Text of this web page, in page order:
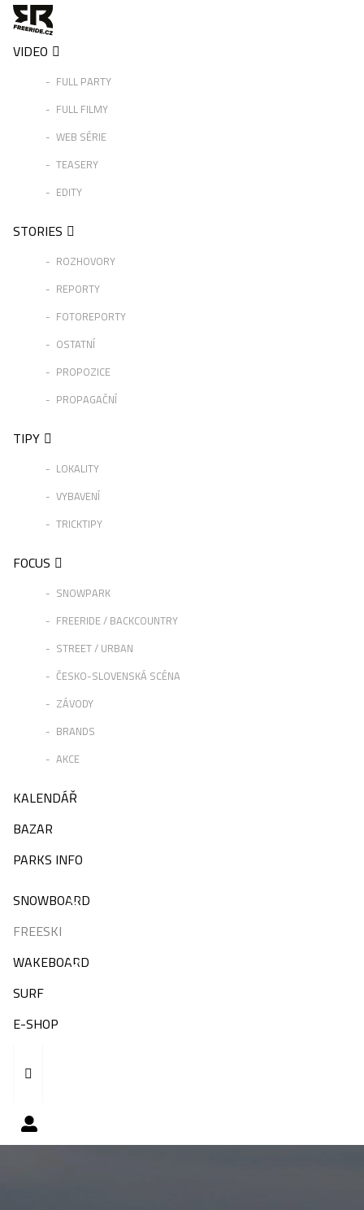
VIDEO
FULL PARTY
FULL FILMY
WEB SÉRIE
TEASERY
EDITY
STORIES
ROZHOVORY
REPORTY
FOTOREPORTY
OSTATNÍ
PROPOZICE
PROPAGAČNÍ
TIPY
LOKALITY
VYBAVENÍ
TRICKTIPY
FOCUS
SNOWPARK
FREERIDE / BACKCOUNTRY
STREET / URBAN
ČESKO-SLOVENSKÁ SCÉNA
ZÁVODY
BRANDS
AKCE
KALENDÁŘ
BAZAR
PARKS INFO
SNOWBOARD
FREESKI
WAKEBOARD
SURF
E-SHOP